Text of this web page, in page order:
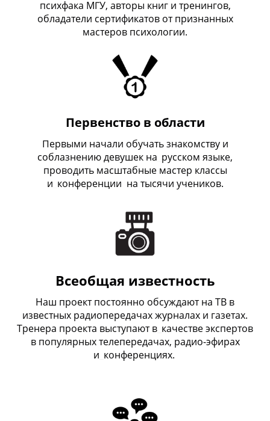
психфака МГУ, авторы книг и тренингов,
обладатели сертификатов от признанных
мастеров психологии.
Первенство в области
Первыми начали обучать знакомству и
соблазнению девушек на русском языке,
проводить масштабные мастер классы
и конференции на тысячи учеников.
Всеобщая известность
Наш проект постоянно обсуждают на ТВ в
известных радиопередачах журналах и газетах.
Тренера проекта выступают в качестве экспертов
в популярных телепередачах, радио-эфирах
и конференциях.